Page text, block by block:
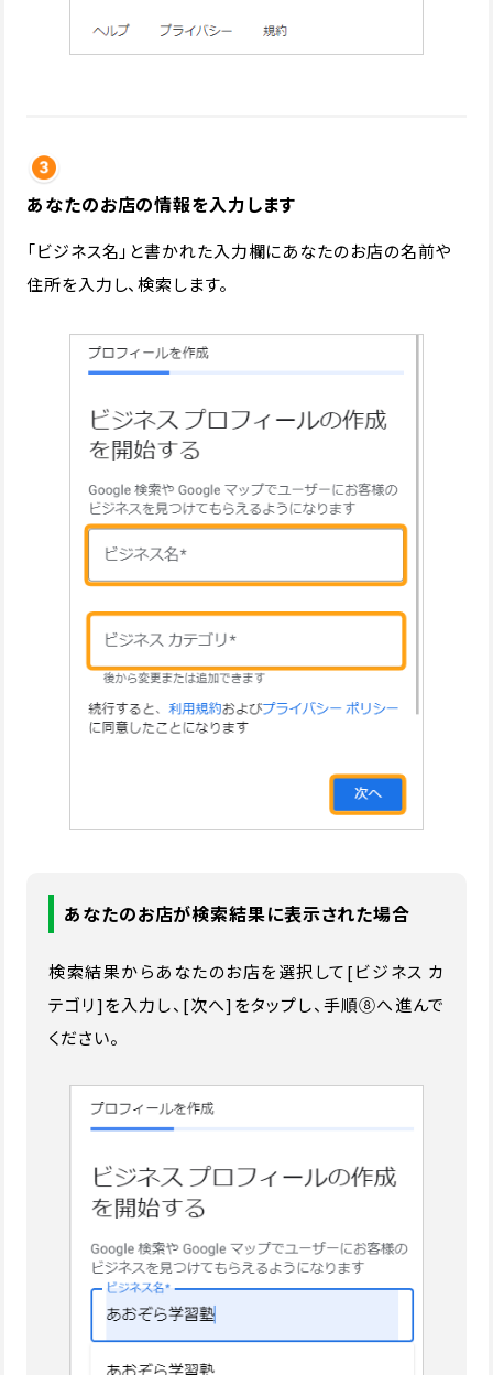
あなたのお店の情報を入力します
「ビジネス名」と書かれた入力欄にあなたのお店の名前や
住所を入力し、検索します。
あなたのお店が検索結果に表示された場合
検索結果からあなたのお店を選択して[ビジネス カ
テゴリ]を入力し、[次へ]をタップし、手順⑧へ進んで
ください。